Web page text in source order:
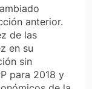
anterior.
de las
en su
sin
para 2018 y